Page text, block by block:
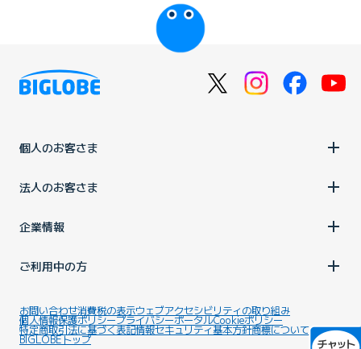
個人のお客さま
法人のお客さま
企業情報
ご利用中の方
お問い合わせ消費税の表示ウェブアクセシビリティの取り組み
個人情報保護ポリシープライバシーポータルCookieポリシー
特定商取引法に基づく表記情報セキュリティ基本方針商標について
BIGLOBEトップ